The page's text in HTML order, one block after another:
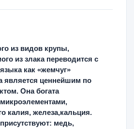
из видов крупы,
из злака переводится с
как «жемчуг»
является ценнейшим по
Она богата
калия, железа,кальция.
медь,